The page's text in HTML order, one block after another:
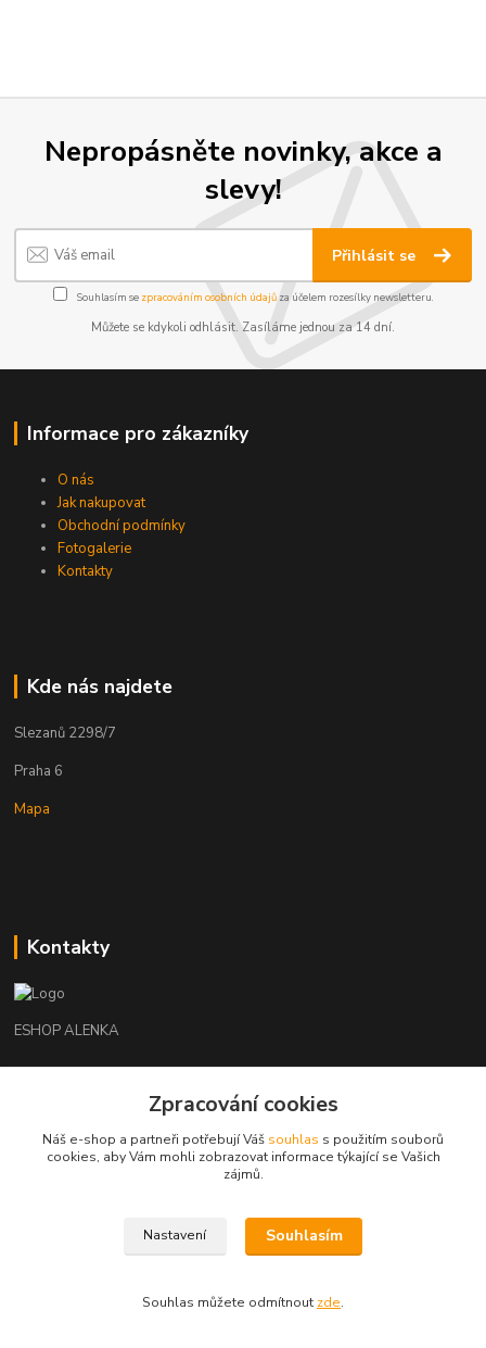
Nepropásněte novinky, akce a
slevy!
Přihlásit se
Souhlasím se zpracováním osobních údajůza účelem rozesílky newsletteru.
Můžete se kdykoli odhlásit. Zasíláme jednou za 14 dní.
Informace pro zákazníky
O nás
Jak nakupovat
Obchodní podmínky
Fotogalerie
Kontakty
Kde nás najdete
Slezanů 2298/7
Praha 6
Mapa
Kontakty
ESHOP ALENKA
+420602541312
orechovka@inmes.cz
Zpracování cookies
Náš e-shop a partneři potřebují Váš souhlas s použitím souborů
cookies, aby Vám mohli zobrazovat informace týkající se Vašich
zájmů.
Nastavení Souhlasím
Souhlas můžete odmítnout zde.